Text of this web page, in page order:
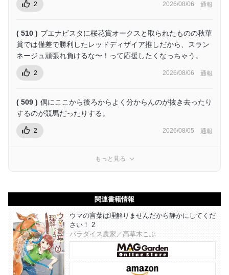
2 2026/08/06 通報
( 510 ) ブエナビスタに桜花賞オークスと取られたものの秋華
賞では僅差で勝利したレッドディザイア推しだから、スラン
ネージュ頑張れ負けるな〜！って応援したくなっちゃう。
2 2026/08/06 通報
( 509 ) 偶にここから後ろからよく分からんのが抜き去ったり
するのが競馬だったりする。
2 2026/08/05 通報
もっと見る
関連書籍情報
ウマの言葉は理解りませんだから静かにしてくだ
さい！ 2
パラダイス農家／高草木こぶ